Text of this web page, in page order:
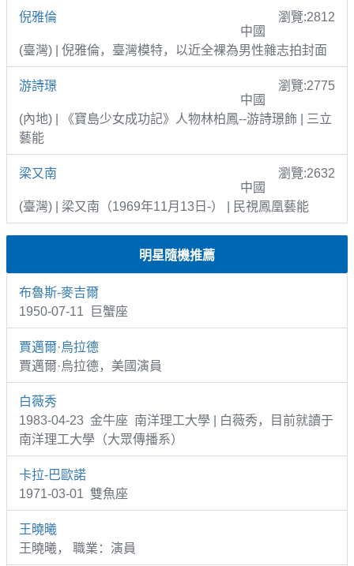
倪雅倫
瀏覽:2812
中國
(臺灣) | 倪雅倫，臺灣模特，以近全裸為男性雜志拍封面
游詩璟
瀏覽:2775
中國
(內地) | 《寶島少女成功記》人物林柏鳳--游詩璟飾 | 三立
藝能
梁又南
瀏覽:2632
中國
(臺灣) | 梁又南（1969年11月13日-） | 民視鳳凰藝能
明星隨機推薦
布魯斯-麥吉爾
1950-07-11 巨蟹座
賈邁爾·烏拉德
賈邁爾·烏拉德，美國演員
白薇秀
1983-04-23 金牛座 南洋理工大學 | 白薇秀，目前就讀于
南洋理工大學（大眾傳播系）
卡拉-巴歐諾
1971-03-01 雙魚座
王曉曦
王曉曦， 職業：演員